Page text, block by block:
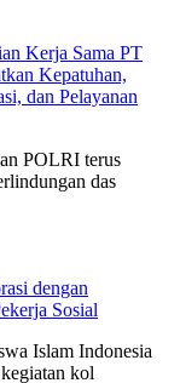
Kerja Sama PT
Kepatuhan,
dan Pelayanan
POLRI terus
das
dengan
Sosial
Islam Indonesia
kol